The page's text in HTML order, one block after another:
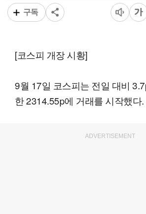
구독
[코스피 개장 시황]
9월 17일 코스피는 전일 대비
한 2314.55p에 거래를 시작했다.
ADVERTISEMENT